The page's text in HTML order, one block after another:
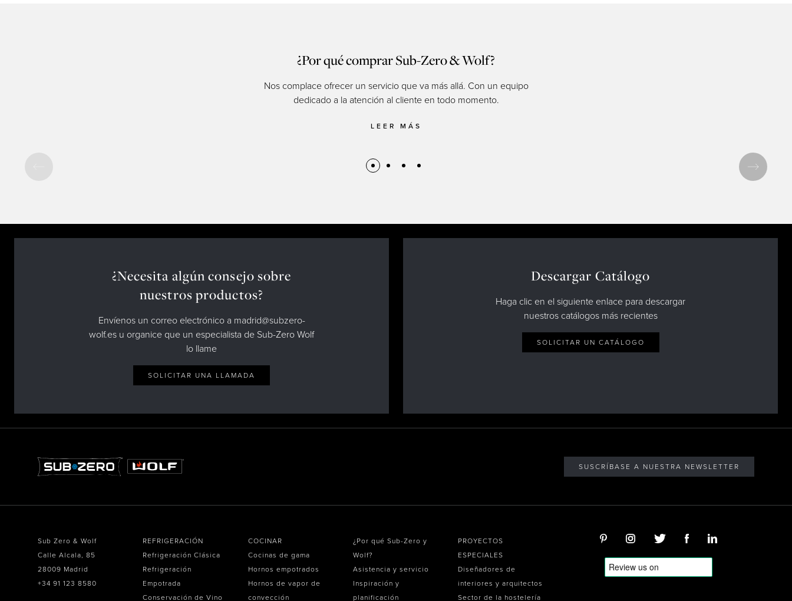
¿Por qué comprar Sub-Zero & Wolf?
Nos complace ofrecer un servicio que va más allá. Con un equipo
dedicado a la atención al cliente en todo momento.
LEER MÁS
¿Necesita algún consejo sobre
nuestros productos?
Envíenos un correo electrónico a madrid@subzero-
wolf.es u organice que un especialista de Sub-Zero Wolf
lo llame
SOLICITAR UNA LLAMADA
Descargar Catálogo
Haga clic en el siguiente enlace para descargar
nuestros catálogos más recientes
SOLICITAR UN CATÁLOGO
SUSCRÍBASE A NUESTRA NEWSLETTER
Sub Zero & Wolf
Calle Alcala, 85
28009 Madrid
+34 91 123 8580
REFRIGERACIÓN
Refrigeración Clásica
Refrigeración
Empotrada
Conservación de Vino
COCINAR
Cocinas de gama
Hornos empotrados
Hornos de vapor de
convección
¿Por qué Sub-Zero y
Wolf?
Asistencia y servicio
Inspiración y
planificación
PROYECTOS
ESPECIALES
Diseñadores de
interiores y arquitectos
Sector de la hostelería